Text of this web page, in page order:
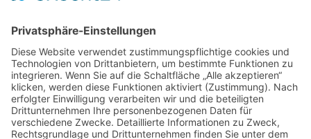
Crash (Ainmillerstr. 10)
15Aug